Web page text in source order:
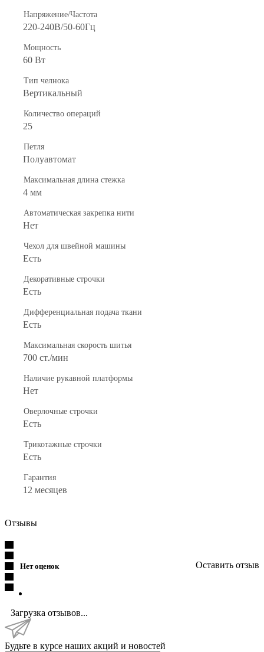
Напряжение/Частота
220-240В/50-60Гц
Мощность
60 Вт
Тип челнока
Вертикальный
Количество операций
25
Петля
Полуавтомат
Максимальная длина стежка
4 мм
Автоматическая закрепка нити
Нет
Чехол для швейной машины
Есть
Декоративные строчки
Есть
Дифференциальная подача ткани
Есть
Максимальная скорость шитья
700 ст./мин
Наличие рукавной платформы
Нет
Оверлочные строчки
Есть
Трикотажные строчки
Есть
Гарантия
12 месяцев
Отзывы
Нет оценок Оставить отзыв
Загрузка отзывов...
Будьте в курсе наших акций и новостей